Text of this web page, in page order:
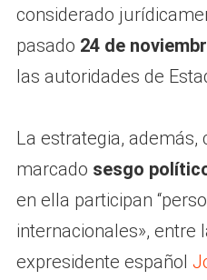
considerado
pasado 24 de
las autoridades de
La estrategia, además,
marcado sesgo
en ella participan
internacionales», entre
expresidente español